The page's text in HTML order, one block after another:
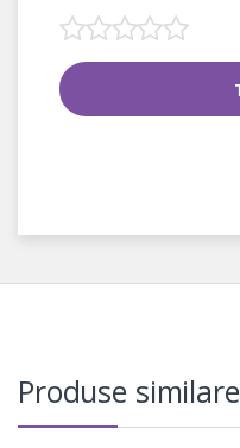
Produse similare